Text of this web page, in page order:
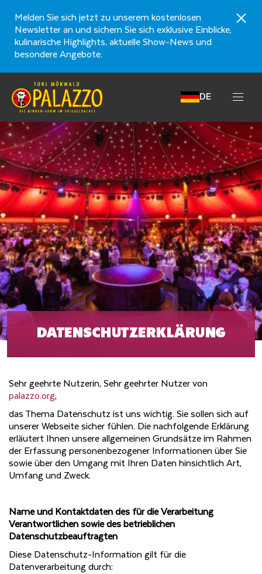
Melden Sie sich jetzt zu unserem kostenlosen
Newsletter an und sichern Sie sich exklusive Einblicke,
kulinarische Highlights, aktuelle Show-News und
besondere Angebote.
DE
DATENSCHUTZERKLÄRUNG
Sehr geehrte Nutzerin, Sehr geehrter Nutzer von
palazzo.org,
das Thema Datenschutz ist uns wichtig. Sie sollen sich auf
unserer Webseite sicher fühlen. Die nachfolgende Erklärung
erläutert Ihnen unsere allgemeinen Grundsätze im Rahmen
der Erfassung personenbezogener Informationen über Sie
sowie über den Umgang mit Ihren Daten hinsichtlich Art,
Umfang und Zweck.
Name und Kontaktdaten des für die Verarbeitung
Verantwortlichen sowie des betrieblichen
Datenschutzbeauftragten
Diese Datenschutz-Information gilt für die
Datenverarbeitung durch: